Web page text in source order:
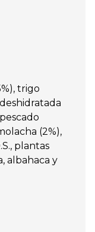
trigo
(2%),
plantas
albahaca y